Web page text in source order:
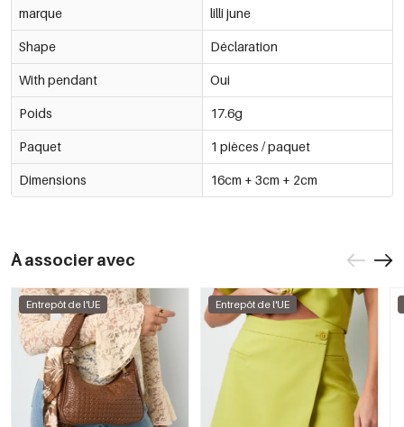
marque lilli june
Shape Déclaration
With pendant Oui
Poids 17.6g
Paquet 1 pièces / paquet
Dimensions 16cm + 3cm + 2cm
À associer avec
Entrepôt de l'UE Entrepôt de l'UE